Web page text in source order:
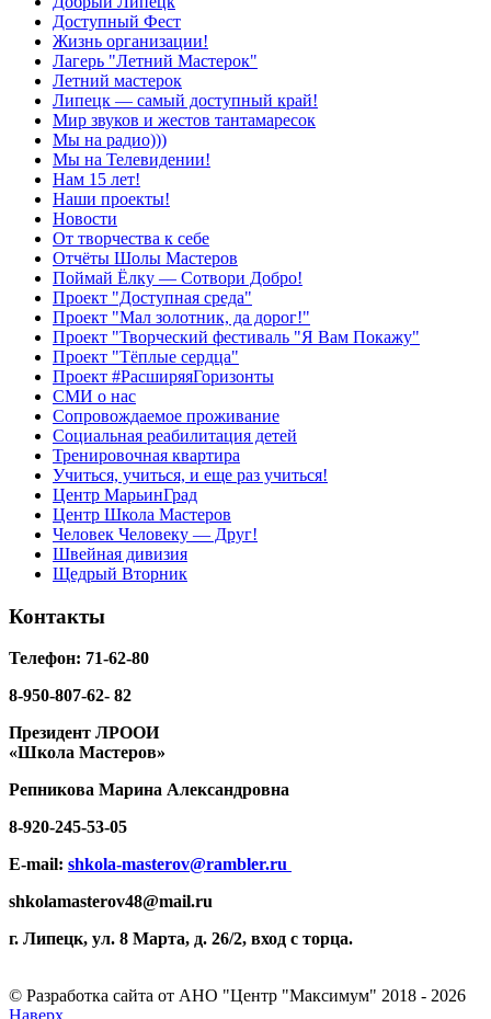
Доступный Фест
Жизнь организации!
Лагерь "Летний Мастерок"
Летний мастерок
Липецк — самый доступный край!
Мир звуков и жестов тантамаресок
Мы на радио)))
Мы на Телевидении!
Нам 15 лет!
Наши проекты!
Новости
От творчества к себе
Отчёты Шолы Мастеров
Поймай Ёлку — Сотвори Добро!
Проект "Доступная среда"
Проект "Мал золотник, да дорог!"
Проект "Творческий фестиваль "Я Вам Покажу"
Проект "Тёплые сердца"
Проект #РасширяяГоризонты
СМИ о нас
Сопровождаемое проживание
Социальная реабилитация детей
Тренировочная квартира
Учиться, учиться, и еще раз учиться!
Центр МарьинГрад
Центр Школа Мастеров
Человек Человеку — Друг!
Швейная дивизия
Щедрый Вторник
Контакты
Телефон: 71-62-80
8-950-807-62- 82
Президент ЛРООИ
«Школа Мастеров»
Репникова Марина Александровна
8-920-245-53-05
E-mail: shkola-masterov@rambler.ru
shkolamasterov48@mail.ru
г. Липецк, ул. 8 Марта, д. 26/2, вход с торца.
© Разработка сайта от АНО "Центр "Максимум" 2018 - 2026